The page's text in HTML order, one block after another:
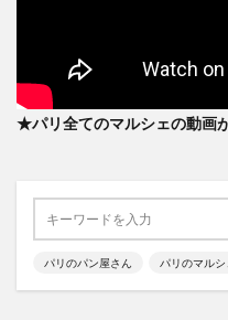
★パリ全てのマルシェの動画
パリのパン屋さん パリのマルシ